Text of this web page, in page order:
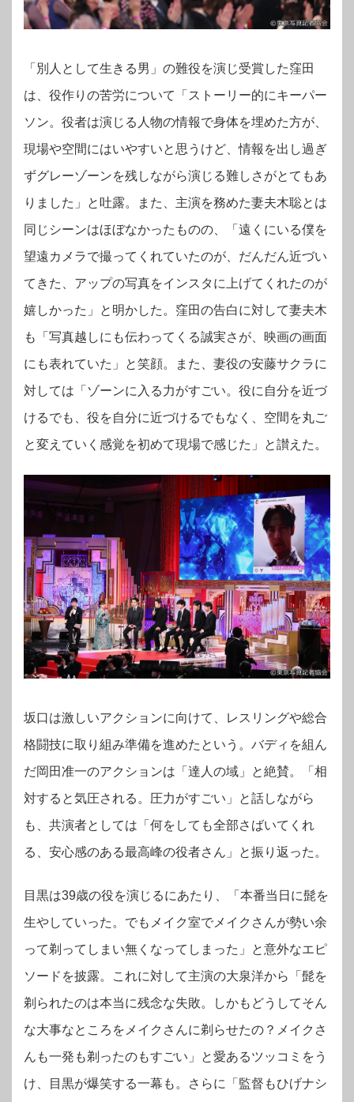
「別人として生きる男」の難役を演じ受賞した窪田
は、役作りの苦労について「ストーリー的にキーパー
ソン。役者は演じる人物の情報で身体を埋めた方が、
現場や空間にはいやすいと思うけど、情報を出し過ぎ
ずグレーゾーンを残しながら演じる難しさがとてもあ
りました」と吐露。また、主演を務めた妻夫木聡とは
同じシーンはほぼなかったものの、「遠くにいる僕を
望遠カメラで撮ってくれていたのが、だんだん近づい
てきた、アップの写真をインスタに上げてくれたのが
嬉しかった」と明かした。窪田の告白に対して妻夫木
も「写真越しにも伝わってくる誠実さが、映画の画面
にも表れていた」と笑顔。また、妻役の安藤サクラに
対しては「ゾーンに入る力がすごい。役に自分を近づ
けるでも、役を自分に近づけるでもなく、空間を丸ご
と変えていく感覚を初めて現場で感じた」と讃えた。
坂口は激しいアクションに向けて、レスリングや総合
格闘技に取り組み準備を進めたという。バディを組ん
だ岡田准一のアクションは「達人の域」と絶賛。「相
対すると気圧される。圧力がすごい」と話しながら
も、共演者としては「何をしても全部さばいてくれ
る、安心感のある最高峰の役者さん」と振り返った。
目黒は39歳の役を演じるにあたり、「本番当日に髭を
生やしていった。でもメイク室でメイクさんが勢い余
って剃ってしまい無くなってしまった」と意外なエピ
ソードを披露。
これに対して主演の大泉洋から「髭を
剃られたのは本当に残念な失敗。しかもどうしてそん
な大事なところをメイクさんに剃らせたの？メイクさ
んも一発も剃ったのもすごい」と愛あるツッコミをう
け、目黒が爆笑する一幕も。さらに「監督もひげナシ